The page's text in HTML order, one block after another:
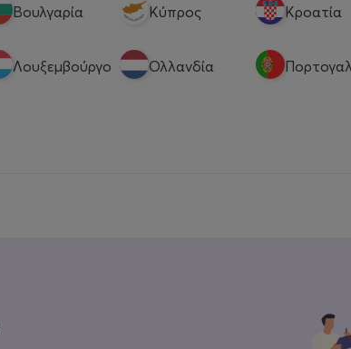
Βουλγαρία Κύπρος Κροατία
Λουξεμβούργο Ολλανδία